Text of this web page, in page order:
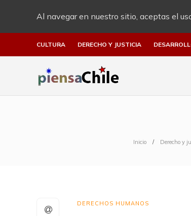
Al navegar en nuestro sitio, aceptas el
CULTURA DERECHO Y JUSTICIA
Inicio Derecho y
DERECHOS HUMANOS